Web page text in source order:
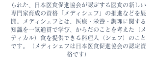
られた、日本医食促進協会が認定する医食の新しい
専門家育成の資格「メディシェフ」の推進などを展
開。メディシェフとは、医療・栄養・調理に関する
知識を一気通貫で学び、からだのことを考えた（メ
ディカル）食を提供できる料理人（シェフ）のこと
です。​（メディシェフは日本医食促進協会の認定資
格です）